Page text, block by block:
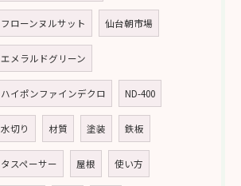
フローンヌルサット 仙台朝市場
エメラルドグリーン
ハイポンファインデクロ ND-400
水切り 材質 塗装 鉄板
タスペーサー 屋根 使い方